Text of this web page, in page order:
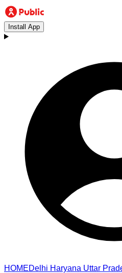
Install App
HOMEDelhi Haryana Uttar